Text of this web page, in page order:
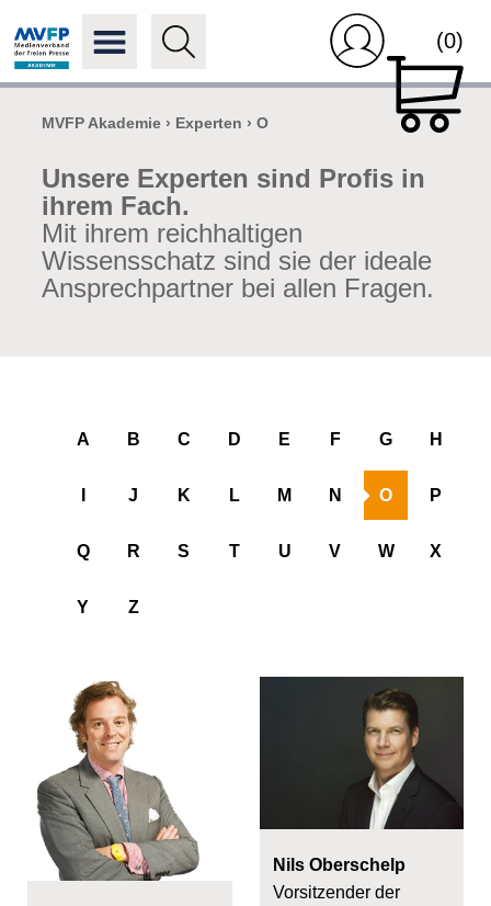
(0)
MVFP Akademie› Experten › O
Unsere Experten sind Profis in
ihrem Fach.
Mit ihrem reichhaltigen
Wissensschatz sind sie der ideale
Ansprechpartner bei allen Fragen.
A B C D E F G H
J K L M N O P
Q R S T U V W X
Y Z
Nils Oberschelp
Vorsitzender der